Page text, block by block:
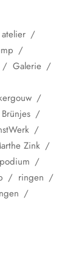
atelier
Galerie
Zink
podium
ringen